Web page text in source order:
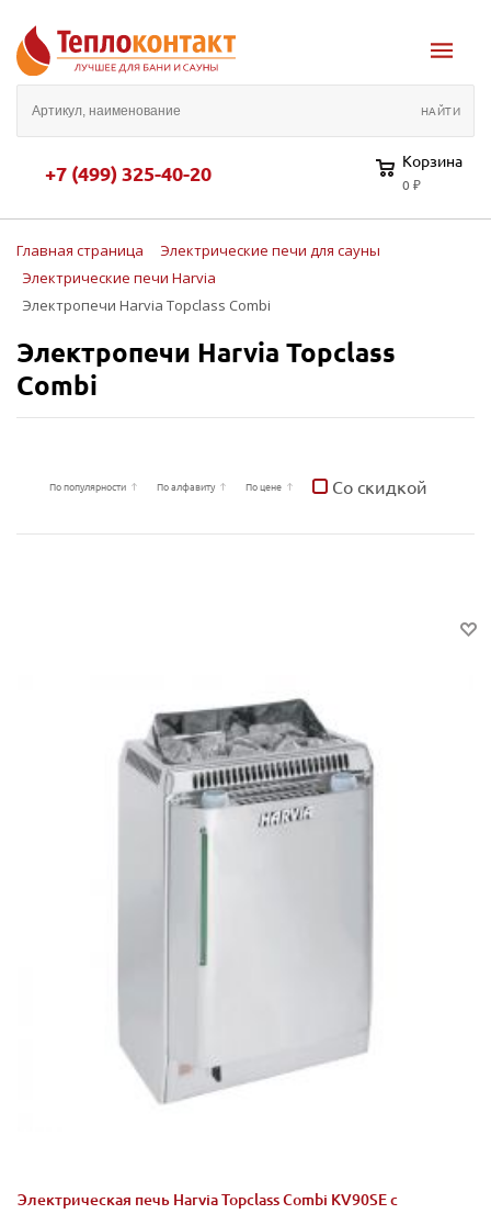
+7 (499) 325-40-20 Корзина
0 ₽
Главная страница
Электрические печи для сауны
Электрические печи Harvia
Электропечи Harvia Topclass Combi
Электропечи Harvia Topclass
Combi
По популярности По алфавиту По цене Со скидкой
Электрическая печь Harvia Topclass Combi KV90SE с